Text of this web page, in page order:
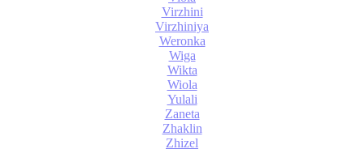
Virzhini
Virzhiniya
Weronka
Wiga
Wikta
Wiola
Yulali
Zaneta
Zhaklin
Zhizel